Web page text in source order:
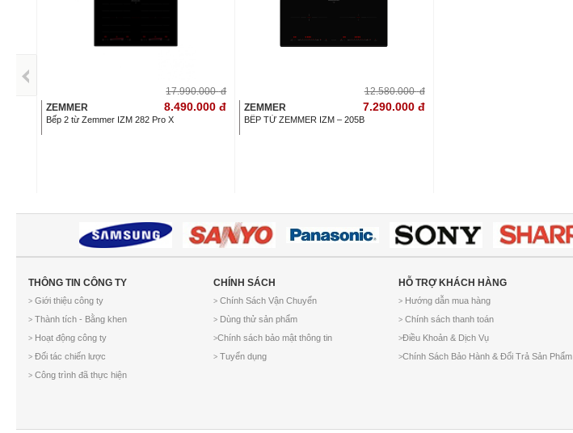
17.990.000 đ
ZEMMER
8.490.000 đ
Bếp 2 từ Zemmer IZM 282 Pro X
12.580.000 đ
ZEMMER
7.290.000 đ
BẾP TỪ ZEMMER IZM – 205B
THÔNG TIN CÔNG TY
> Giới thiệu công ty
> Thành tích - Bằng khen
> Hoạt động công ty
> Đối tác chiến lược
> Công trình đã thực hiện
CHÍNH SÁCH
> Chính Sách Vận Chuyển
> Dùng thử sản phẩm
>Chính sách bảo mật thông tin
> Tuyển dụng
HỖ TRỢ KHÁCH HÀNG
> Hướng dẫn mua hàng
> Chính sách thanh toán
>Điều Khoản & Dịch Vụ
>Chính Sách Bảo Hành & Đổi Trả Sản Phẩm